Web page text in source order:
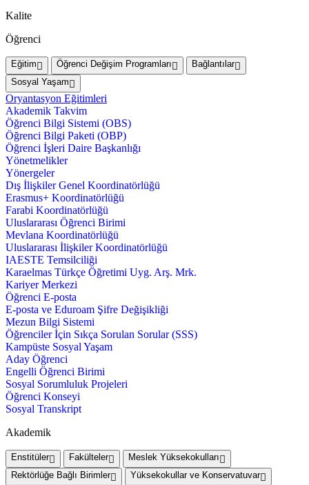
Kalite
Öğrenci
Eğitim Öğrenci Değişim Programları
Bağlantılar
Sosyal Yaşam
Oryantasyon Eğitimleri
Akademik Takvim
Öğrenci Bilgi Sistemi (OBS)
Öğrenci Bilgi Paketi (OBP)
Öğrenci İşleri Daire Başkanlığı
Yönetmelikler
Yönergeler
Dış İlişkiler Genel Koordinatörlüğü
Erasmus+ Koordinatörlüğü
Farabi Koordinatörlüğü
Uluslararası Öğrenci Birimi
Mevlana Koordinatörlüğü
Uluslararası İlişkiler Koordinatörlüğü
IAESTE Temsilciliği
Karaelmas Türkçe Öğretimi Uyg. Arş. Mrk.
Kariyer Merkezi
Öğrenci E-posta
E-posta ve Eduroam Şifre Değişikliği
Mezun Bilgi Sistemi
Öğrenciler İçin Sıkça Sorulan Sorular (SSS)
Kampüste Sosyal Yaşam
Aday Öğrenci
Engelli Öğrenci Birimi
Sosyal Sorumluluk Projeleri
Öğrenci Konseyi
Sosyal Transkript
Akademik
Enstitüler Fakülteler
Meslek Yüksekokulları
Rektörlüğe Bağlı Birimler
Yüksekokullar ve Konservatuvar